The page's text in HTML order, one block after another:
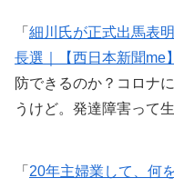
「 細川氏が正式出馬
長選｜【西日本新聞me】
防できるのか？コロナ
うけど。発達障害って
「 20年主婦業して、何